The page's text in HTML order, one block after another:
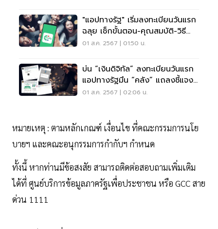
"แอปทางรัฐ" เริ่มลงทะเบียนวันแรก
ฉลุย เช็กขั้นตอน-คุณสมบัติ-วิธี
สมัคร
01 ส.ค. 2567 | 01:50 น.
บ่น “เงินดิจิทัล” ลงทะเบียนวันแรก
แอปทางรัฐมึน “คลัง” แถลงชี้แจง
บ่าย 2 โมงนี้
01 ส.ค. 2567 | 02:06 น.
หมายเหตุ : ตามหลักเกณฑ์ เงื่อนไข ที่คณะกรรมการนโย
บายฯ และคณะอนุกรรมการกำกับฯ กำหนด
ทั้งนี้ หากท่านมีข้อสงสัย สามารถติดต่อสอบถามเพิ่มเติม
ได้ที่ ศูนย์บริการข้อมูลภาครัฐเพื่อประชาชน หรือ GCC สาย
ด่วน 1111